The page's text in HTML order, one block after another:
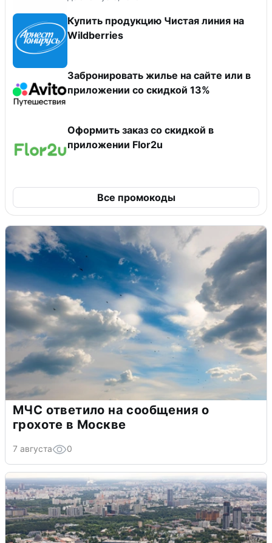
Купить продукцию Чистая линия на
Wildberries
Забронировать жилье на сайте или в
приложении со скидкой 13%
Оформить заказ со скидкой в
приложении Flor2u
Все промокоды
МЧС ответило на сообщения о
грохоте в Москве
7 августа 0